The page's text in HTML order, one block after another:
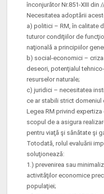
înconjurător Nr.851-XIII din
Necesitatea adoptării
a) politici – RM, în calitate
tuturor condiţiilor de
naţională a principiilor
b) social-economici –
deseori, potenţialul
resurselor naturale;
c) juridici – necesitatea
ce ar stabili strict domeniul
Legea RM privind
scopul de a asigura
pentru viaţă şi sănătate şi
Totodată, rolul evaluării
soluţionează:
1.) prevenirea sau
activităţilor economice
populaţiei;